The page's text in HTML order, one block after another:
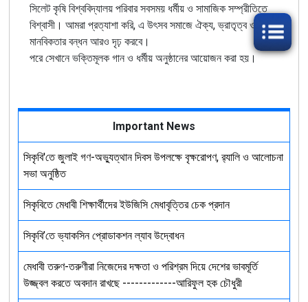
সিলেট কৃষি বিশ্ববিদ্যালয় পরিবার সবসময় ধর্মীয় ও সামাজিক সম্প্রীতিতে
বিশ্বাসী। আমরা প্রত্যাশা করি, এ উৎসব সমাজে ঐক্য, ভ্রাতৃত্ব ও
মানবিকতার বন্ধন আরও দৃঢ় করবে।
পরে সেখানে ভক্তিমূলক গান ও ধর্মীয় অনুষ্ঠানের আয়োজন করা হয়।
Important News
সিকৃবি'তে জুলাই গণ-অভ্যুত্থান দিবস উপলক্ষে বৃক্ষরোপণ, র‍্যালি ও আলোচনা
সভা অনুষ্ঠিত
সিকৃবিতে মেধাবী শিক্ষার্থীদের ইউজিসি মেধাবৃত্তির চেক প্রদান
সিকৃবি’তে ভ্যাকসিন প্রোডাকশন ল্যাব উদ্বোধন
মেধাবী তরুণ-তরুণীরা নিজেদের দক্ষতা ও পরিশ্রম দিয়ে দেশের ভাবমূর্তি
উজ্জ্বল করতে অবদান রাখছে -------------আরিফুল হক চৌধুরী